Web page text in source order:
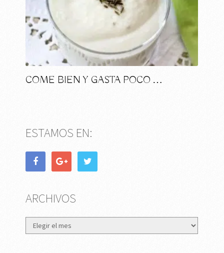
COME BIEN Y GASTA POCO …
ESTAMOS EN:
ARCHIVOS
Archivos